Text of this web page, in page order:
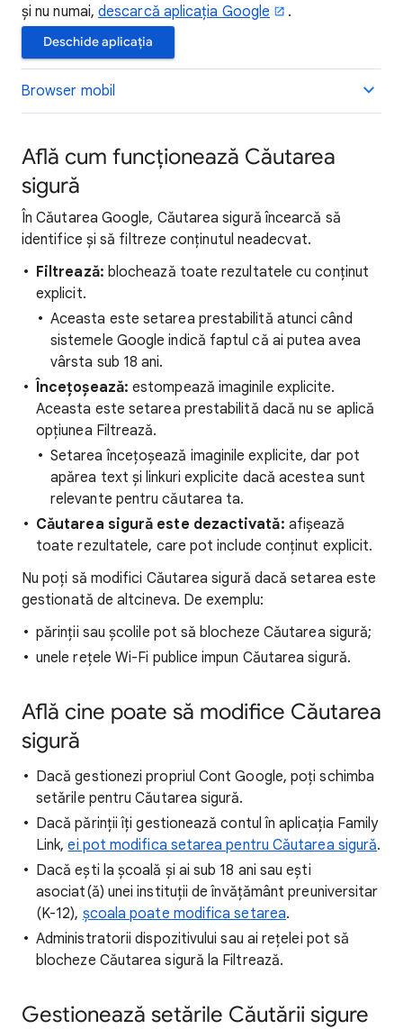
și nu numai,descarcă aplicația Google .
Deschide aplicația
Browser mobil
Află cum funcționează Căutarea
sigură
În Căutarea Google, Căutarea sigură încearcă să
identifice și să filtreze conținutul neadecvat.
Filtrează: blochează toate rezultatele cu conținut
explicit.
Aceasta este setarea prestabilită atunci când
sistemele Google indică faptul că ai putea avea
vârsta sub 18 ani.
Încețoșează: estompează imaginile explicite.
Aceasta este setarea prestabilită dacă nu se aplică
opțiunea Filtrează.
Setarea încețoșează imaginile explicite, dar pot
apărea text și linkuri explicite dacă acestea sunt
relevante pentru căutarea ta.
Căutarea sigură este dezactivată: afișează
toate rezultatele, care pot include conținut explicit.
Nu poți să modifici Căutarea sigură dacă setarea este
gestionată de altcineva. De exemplu:
părinții sau școlile pot să blocheze Căutarea sigură;
unele rețele Wi-Fi publice impun Căutarea sigură.
Află cine poate să modifice Căutarea
sigură
Dacă gestionezi propriul Cont Google, poți schimba
setările pentru Căutarea sigură.
Dacă părinții îți gestionează contul în aplicația Family
Link,ei pot modifica setarea pentru Căutarea sigură.
Dacă ești la școală și ai sub 18 ani sau ești
asociat(ă) unei instituții de învățământ preuniversitar
(K-12), școala poate modifica setarea.
Administratorii dispozitivului sau ai rețelei pot să
blocheze Căutarea sigură la Filtrează.
Gestionează setările Căutării sigure